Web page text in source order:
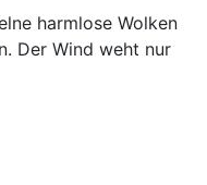
harmlose Wolken
Der Wind weht nur